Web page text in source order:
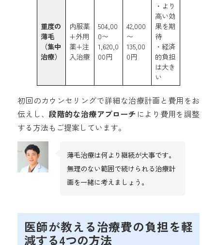
重度の
薄毛
（集中
治療）
内服薬
+外用
薬+注
入治療
504,00
0〜
1,620,0
00円
42,000
〜
135,00
0円
・より
高い効
果を期
待
・経済
的負担
は大き
い
初回のカウンセリングで詳細な治療計画と費用をお
伝えし、段階的な治療アプローチ により費用を調整
する方法もご提案しています。
薄毛治療は何より継続が大事です。
無理のない範囲で続けられる治療計
画を一緒に考えましょう。
医師が教える治療費の負担を軽
減する4つの方法